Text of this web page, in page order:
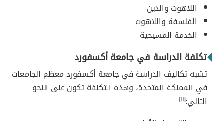
اللاهوت والدين
الفلسفة واللاهوت
الخدمة المسيحية
تكلفة الدراسة في جامعة أكسفورد
تشبه تكاليف الدراسة في جامعة أكسفورد معظم الجامعات
في المملكة المتحدة، وهذه التكلفة تكون على النحو
التالي:[١١]